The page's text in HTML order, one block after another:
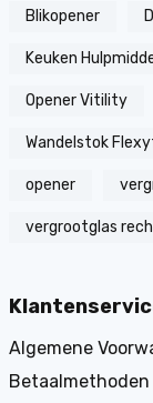
Blikopener
Keuken
Opener Vitility
Wandelstok
opener
vergrootglas
Algemene
Betaalmethoden